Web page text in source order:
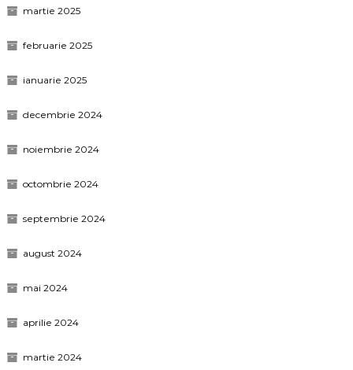
martie 2025
februarie 2025
ianuarie 2025
decembrie 2024
noiembrie 2024
octombrie 2024
septembrie 2024
august 2024
mai 2024
aprilie 2024
martie 2024